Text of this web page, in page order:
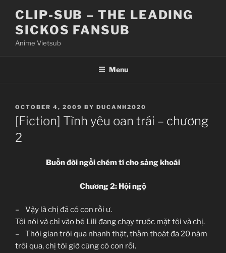
content
CLIP-SUB – THE LEADING
SICKOS FANSUB
Anime Vietsub
Menu
POSTED
ON
OCTOBER 4, 2009 BY DUCANH2020
[Fiction] Tình yêu oan trái – chương
2
Buồn đời ngồi chém tí cho sảng khoái
Chương 2: Hội ngộ
– Vậy là chị đã có con rồi ư.
Tôi nói và chỉ vào bé Lili đang chạy trước mặt tôi và chị.
– Thời gian trôi qua nhanh thật, thấm thoát đã 20 năm
trôi qua, chị tôi giờ cũng có con rồi.